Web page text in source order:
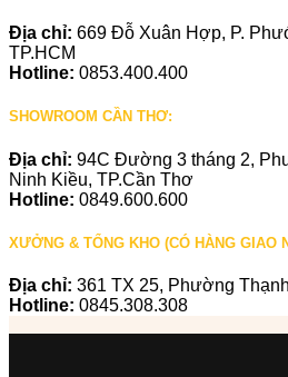
Địa chỉ: 669 Đỗ Xuân Hợp, P.
TP.HCM
Hotline: 0853.400.400
SHOWROOM CẦN THƠ:
Địa chỉ: 94C Đường 3 tháng 2,
Ninh Kiều, TP.Cần Thơ
Hotline: 0849.600.600
XƯỞNG & TỔNG KHO (CÓ HÀNG GIAO
Địa chỉ: 361 TX 25, Phường
Hotline: 0845.308.308